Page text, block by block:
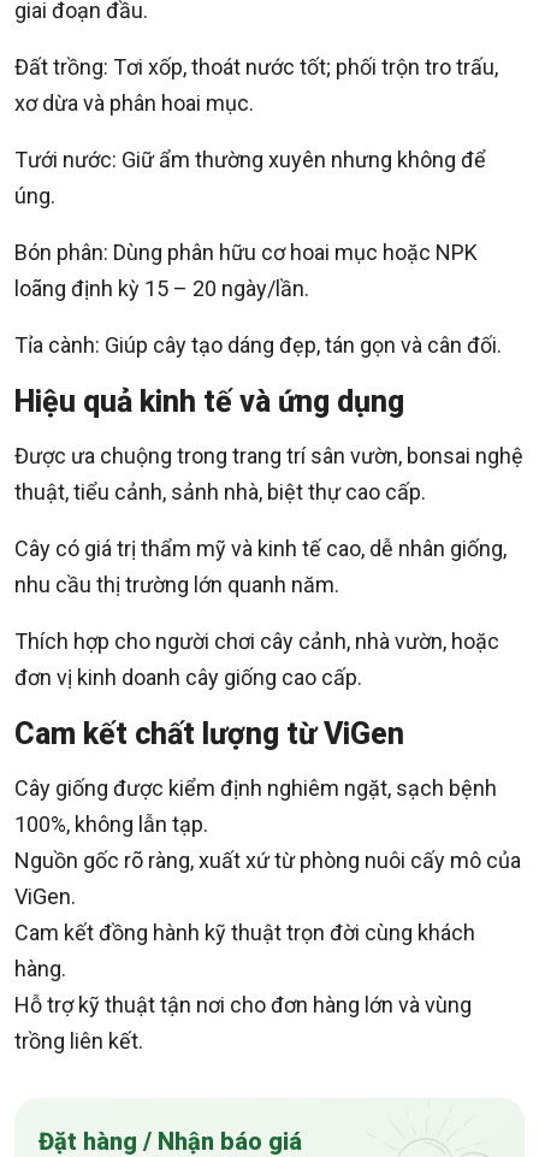
giai đoạn đầu.
Đất trồng: Tơi xốp, thoát nước tốt; phối trộn tro trấu,
xơ dừa và phân hoai mục.
Tưới nước: Giữ ẩm thường xuyên nhưng không để
úng.
Bón phân: Dùng phân hữu cơ hoai mục hoặc NPK
loãng định kỳ 15 – 20 ngày/lần.
Tỉa cành: Giúp cây tạo dáng đẹp, tán gọn và cân đối.
Hiệu quả kinh tế và ứng dụng
Được ưa chuộng trong trang trí sân vườn, bonsai nghệ
thuật, tiểu cảnh, sảnh nhà, biệt thự cao cấp.
Cây có giá trị thẩm mỹ và kinh tế cao, dễ nhân giống,
nhu cầu thị trường lớn quanh năm.
Thích hợp cho người chơi cây cảnh, nhà vườn, hoặc
đơn vị kinh doanh cây giống cao cấp.
Cam kết chất lượng từ ViGen
Cây giống được kiểm định nghiêm ngặt, sạch bệnh
100%, không lẫn tạp.
Nguồn gốc rõ ràng, xuất xứ từ phòng nuôi cấy mô của
ViGen.
Cam kết đồng hành kỹ thuật trọn đời cùng khách
hàng.
Hỗ trợ kỹ thuật tận nơi cho đơn hàng lớn và vùng
trồng liên kết.
Đặt hàng / Nhận báo giá